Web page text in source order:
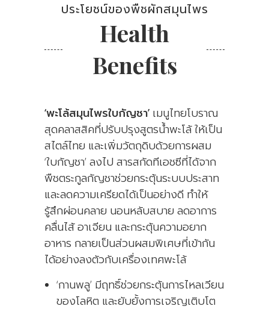
ประโยชน์ของพืชผักสมุนไพร
Health
Benefits
‘พะโล้สมุนไพรใบกัญชา’ เมนูไทยโบราณ
สุดคลาสสิคที่ปรับปรุงสูตรน้ำพะโล้ ให้เป็น
สไตล์ไทย และเพิ่มวัตถุดิบด้วยการผสม
‘ใบกัญชา’ ลงไป สารสกัดทีเอชซีที่ได้จาก
พืชตระกูลกัญชาช่วยกระตุ้นระบบประสาท
และลดความเครียดได้เป็นอย่างดี ทำให้
รู้สึกผ่อนคลาย นอนหลับสบาย ลดอาการ
คลื่นไส้ อาเจียน และกระตุ้นความอยาก
อาหาร กลายเป็นส่วนผสมพิเศษที่เข้ากัน
ได้อย่างลงตัวกับเครื่องเทศพะโล้
‘กานพลู’ มีฤทธิ์ช่วยกระตุ้นการไหลเวียน
ของโลหิต และยับยั้งการเจริญเติบโต